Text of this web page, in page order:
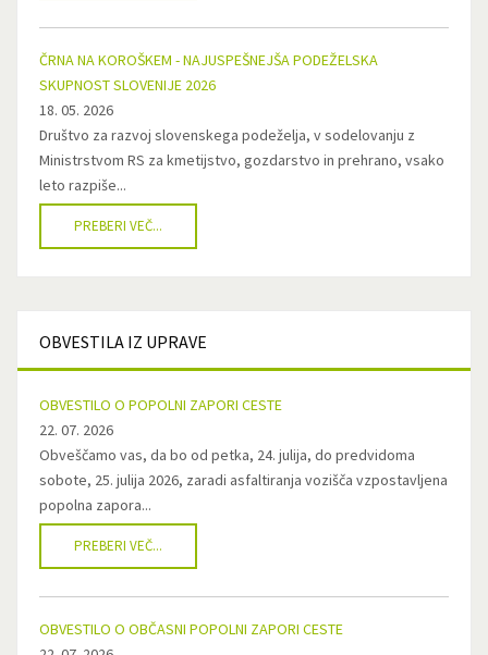
ČRNA NA KOROŠKEM - NAJUSPEŠNEJŠA PODEŽELSKA
SKUPNOST SLOVENIJE 2026
18. 05. 2026
Društvo za razvoj slovenskega podeželja, v sodelovanju z
Ministrstvom RS za kmetijstvo, gozdarstvo in prehrano, vsako
leto razpiše...
PREBERI VEČ...
OBVESTILA IZ UPRAVE
OBVESTILO O POPOLNI ZAPORI CESTE
22. 07. 2026
Obveščamo vas, da bo od petka, 24. julija, do predvidoma
sobote, 25. julija 2026, zaradi asfaltiranja vozišča vzpostavljena
popolna zapora...
PREBERI VEČ...
OBVESTILO O OBČASNI POPOLNI ZAPORI CESTE